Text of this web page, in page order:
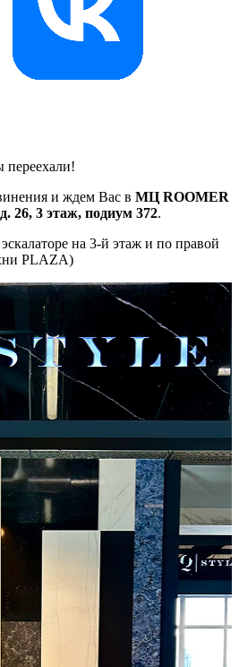
переехали!
и ждем Вас в МЦ ROOMER
26, 3 этаж, подиум 372.
на 3-й этаж и по правой
PLAZA)